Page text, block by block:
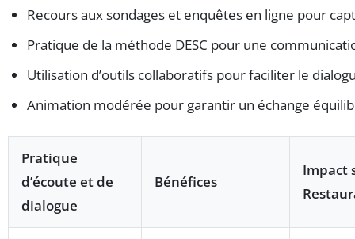
Recours aux sondages et enquêtes en ligne pour
Pratique de la méthode DESC pour une
Utilisation d’outils collaboratifs pour faciliter le
Animation modérée pour garantir un échange
Pratique
d’écoute et de
dialogue
Bénéfices
Impact